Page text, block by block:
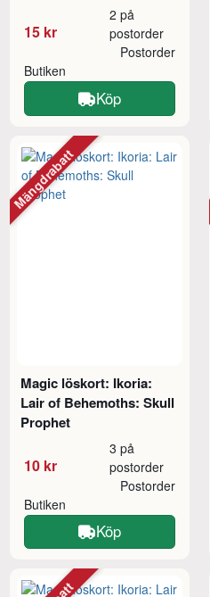
15 kr
2 på
postorder
Butiken
Postorder
Köp
Magic löskort: Ikoria:
Lair of Behemoths: Skull
Prophet
10 kr
3 på
postorder
Butiken
Postorder
Köp
Mängdrabatt